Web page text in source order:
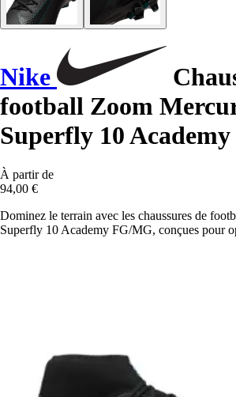
Nike
football Zoom
Superfly 10
À partir de
94,00 €
Dominez le terrain avec les chaussures de
Superfly 10 Academy FG/MG, conçues pour